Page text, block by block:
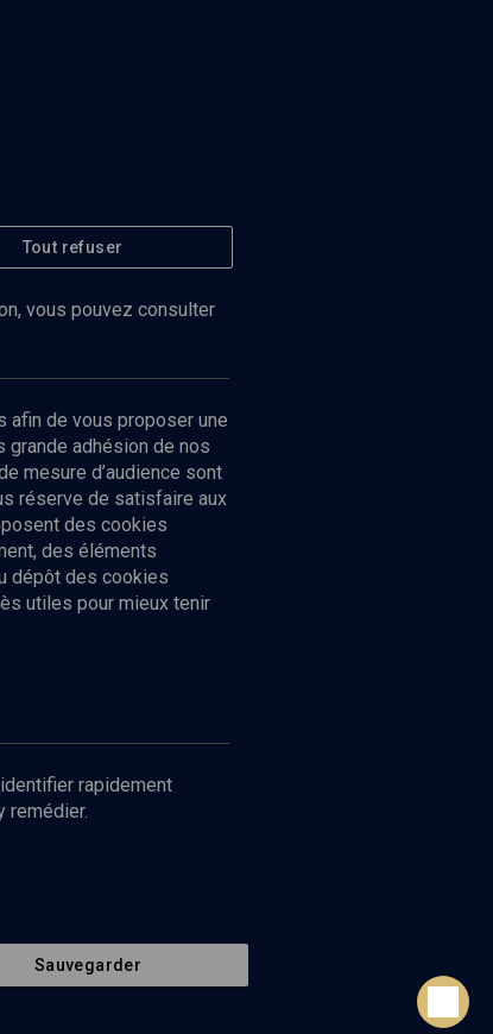
Retour en haut de page
Tout refuser
vous pouvez consulter
afin de vous proposer une
adhésion de nos
mesure d’audience sont
réserve de satisfaire aux
des cookies
des éléments
dépôt des cookies
utiles pour mieux tenir
rapidement
remédier.
Sauvegarder